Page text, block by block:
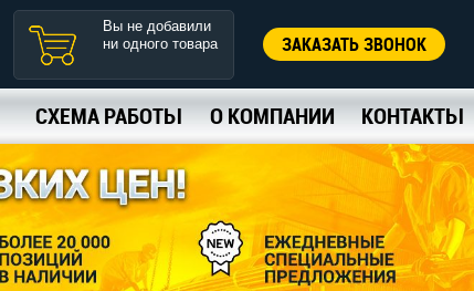
Вы не добавили
ни одного товара
ЗАКАЗАТЬ ЗВОНОК
СХЕМА РАБОТЫ О КОМПАНИИ КОНТАКТЫ